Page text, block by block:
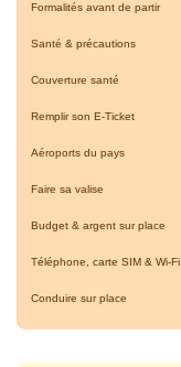
Formalités avant de partir
Santé & précautions
Couverture santé
Remplir son E-Ticket
Aéroports du pays
Faire sa valise
Budget & argent sur place
Téléphone, carte SIM & Wi-Fi
Conduire sur place